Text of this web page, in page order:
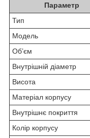
Параметр
Тип
Модель
Об’єм
Внутрішній діаметр
Висота
Матеріал корпусу
Внутрішнє покриття
Колір корпусу